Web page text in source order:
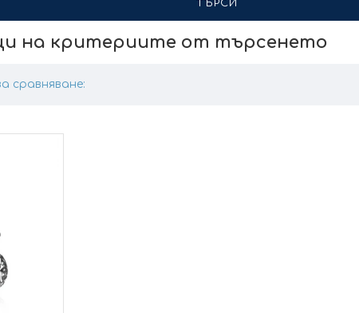
ТЪРСИ
на критериите от търсенето
сравняване: